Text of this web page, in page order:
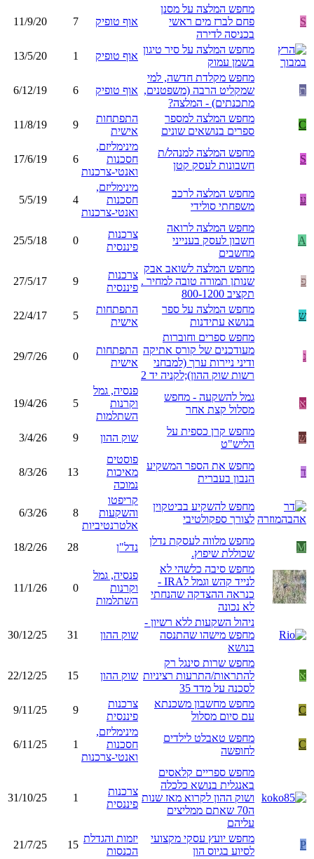
S
מחפש המלצה על מסנן
פחם לברז מים ראשי
בכניסה לדירה
אוף טופיק 7
11/9/20
מחפש המלצה על סיר טיגון
בשמן עמוק
אוף טופיק 1
13/5/20
ת
מחפש מקלדת חדשה, למי
שמקליט הרבה (משפטנים,
מתכנתים) - המלצה?
אוף טופיק 6
6/12/19
C
מחפש המלצה למספר
ספרים בנושאים שונים
התפתחות
אישית
9
11/8/19
S
מחפש המלצה למנהל/ת
חשבונות לעסק קטן
מינימליזם,
חסכנות
ואנטי-צרכנות
6
17/6/19
ע
מחפש המלצה לרכב
משפחתי סולידי
מינימליזם,
חסכנות
ואנטי-צרכנות
4
5/5/19
A
מחפש המלצה לרואה
חשבון לעסק בענייני
מחשבים
צרכנות
פיננסית
0
25/5/18
פ
מחפש המלצה לשואב אבק
שנותן תמורה טובה למחיר .
תקציב 800-1200
צרכנות
פיננסית
9
27/5/17
ש
מחפש המלצה על ספר
בנושא עתידנות
התפתחות
אישית
5
22/4/17
נ
מחפש ספרים וחוברות
מעודכנים של קורס אתיקה
ודיני ניירות ערך (למבחני
רשות שוק ההון);לקניה יד 2
התפתחות
אישית
0
29/7/26
א
גמל להשקעה - מחפש
מסלול קצת אחר
פנסיה, גמל
וקרנות
השתלמות
5
19/4/26
ש
מחפש קרן כספית על
הליש"ט
שוק ההון 9
3/4/26
ד
מחפש את הספר המשקיע
הנבון בעברית
פוסטים
מאיכות
נמוכה
13
8/3/26
מחפש להשקיע בביטקוין
לצורך ספקולטיבי
קריפטו
והשקעות
אלטרנטיביות
8
6/3/26
M
מחפש מלווה לעסקת נדלן
שכוללת שיפוץ.
נדל"ן 28
18/2/26
מחפש סיבה כלשהי לא
לנייד קהש וגמל לIRA -
כנראה ההצדקה שהנחתי
לא נכונה
פנסיה, גמל
וקרנות
השתלמות
0
11/1/26
ניהול השקעות ללא רשיון -
מחפש מישהו שהתנסה
בנושא
שוק ההון 31
30/12/25
א
מחפש שרות סינגל רק
להתראות/התרעות רציניות
לסכנה על מדד 35
שוק ההון 15
22/12/25
C
מחפש מחשבון משכנתא
עם סיום מסלול
צרכנות
פיננסית
9
9/11/25
C
מחפש טאבלט לילדים
לחופשה
מינימליזם,
חסכנות
ואנטי-צרכנות
1
6/11/25
מחפש ספריים קלאסים
באנגלית בנושא כלכלה
ושוק ההון לקרוא מאז שנות
ה70 שאתם ממליצים
עליהם
צרכנות
פיננסית
1
31/10/25
P
מחפש יועץ עסקי מקצועי
לסיוע בגיוס הון
יזמות והגדלת
הכנסות
15
21/7/25